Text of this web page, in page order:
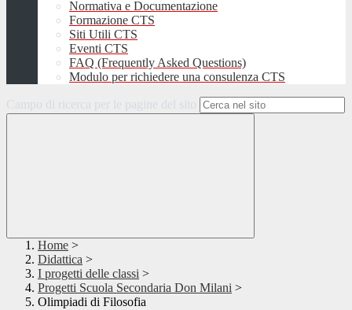
Normativa e Documentazione
Formazione CTS
Siti Utili CTS
Eventi CTS
FAQ (Frequently Asked Questions)
Modulo per richiedere una consulenza CTS
Campo di ricerca per le pagine del sito
Home >
Didattica >
I progetti delle classi >
Progetti Scuola Secondaria Don Milani >
Olimpiadi di Filosofia